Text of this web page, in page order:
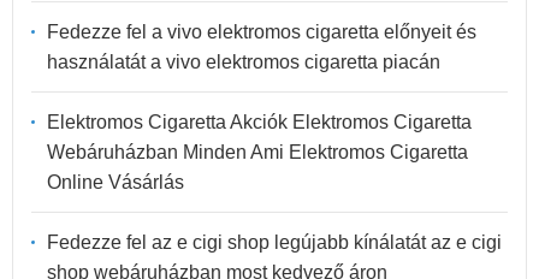
Fedezze fel a vivo elektromos cigaretta előnyeit és
használatát a vivo elektromos cigaretta piacán
Elektromos Cigaretta Akciók Elektromos Cigaretta
Webáruházban Minden Ami Elektromos Cigaretta
Online Vásárlás
Fedezze fel az e cigi shop legújabb kínálatát az e cigi
shop webáruházban most kedvező áron